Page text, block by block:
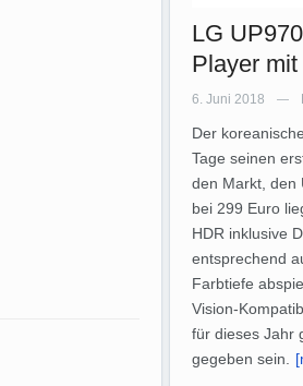
LG
Player
6. Juni 2018 —
Der
Tage seinen
den Markt, den
bei 299 Euro
HDR inklusive
entsprechend
Farbtiefe
Vision-
für dieses Jahr
gegeben sein.